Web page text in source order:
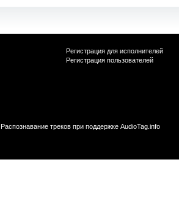
Регистрация для исполнителей
Регистрация пользователей
Распознавание треков при поддержке AudioTag.info